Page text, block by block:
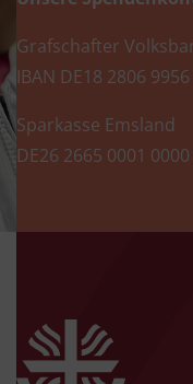
Grafschafter
IBAN DE18 2806
Sparkasse Emsland
DE26 2665 0001